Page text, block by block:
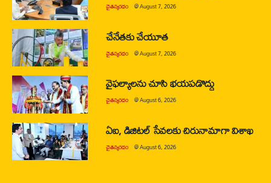
చైతన్యరధం @August 7, 2026
చేనేతకు చేయూత
చైతన్యరధం @August 7, 2026
వైఫల్యాలను చూసి భయపడొద్దు
చైతన్యరధం @August 6, 2026
ఏఐ, డిజిటల్ సేవలకు చిరునామాగా విశాఖ
చైతన్యరధం @August 6, 2026